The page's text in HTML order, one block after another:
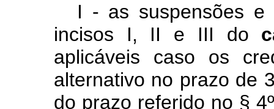
I - as suspensões
incisos I, II e III do
aplicáveis caso os
alternativo no prazo de
do prazo referido no §